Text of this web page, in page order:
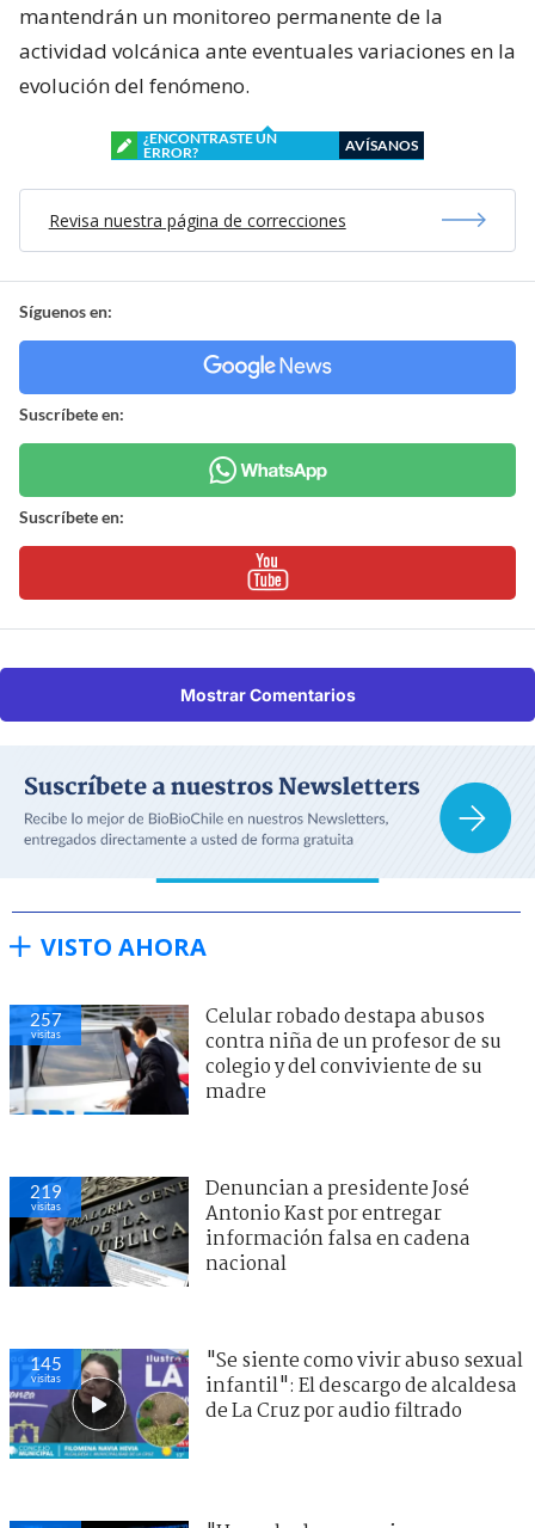
mantendrán un monitoreo permanente de la
actividad volcánica ante eventuales variaciones en la
evolución del fenómeno.
¿ENCONTRASTE UN
ERROR?
AVÍSANOS
Revisa nuestra página de correcciones
Síguenos en:
Suscríbete en:
Suscríbete en:
Mostrar Comentarios
VISTO AHORA
257
visitas
Celular robado destapa abusos
contra niña de un profesor de su
colegio y del conviviente de su
madre
219
visitas
Denuncian a presidente José
Antonio Kast por entregar
información falsa en cadena
nacional
145
visitas
"Se siente como vivir abuso sexual
infantil": El descargo de alcaldesa
de La Cruz por audio filtrado